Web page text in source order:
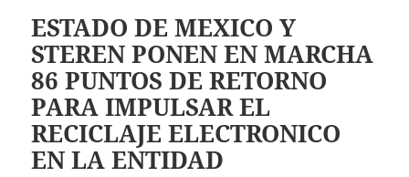
ESTADO DE MEXICO Y
STEREN PONEN EN MARCHA
86 PUNTOS DE RETORNO
PARA IMPULSAR EL
RECICLAJE ELECTRONICO
EN LA ENTIDAD